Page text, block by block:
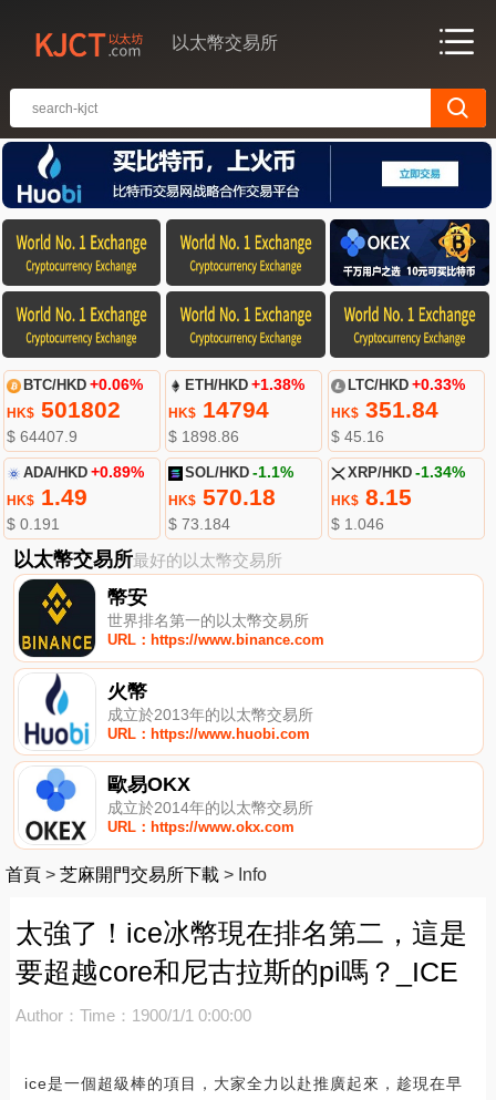
以太幣交易所
BTC/HKD +0.06%
HK$501802
$ 64407.9
ETH/HKD +1.38%
HK$ 14794
$ 1898.86
LTC/HKD +0.33%
HK$351.84
$ 45.16
ADA/HKD +0.89%
HK$1.49
$ 0.191
SOL/HKD -1.1%
HK$ 570.18
$ 73.184
XRP/HKD -1.34%
HK$8.15
$ 1.046
以太幣交易所最好的以太幣交易所
幣安
世界排名第一的以太幣交易所
URL：https://www.binance.com
火幣
成立於2013年的以太幣交易所
URL：https://www.huobi.com
歐易OKX
成立於2014年的以太幣交易所
URL：https://www.okx.com
首頁 > 芝麻開門交易所下載 > Info
太強了！ice冰幣現在排名第二，這是
要超越core和尼古拉斯的pi嗎？_ICE
Author： Time：1900/1/1 0:00:00
ice是一個超級棒的項目，大家全力以赴推廣起來，趁現在早